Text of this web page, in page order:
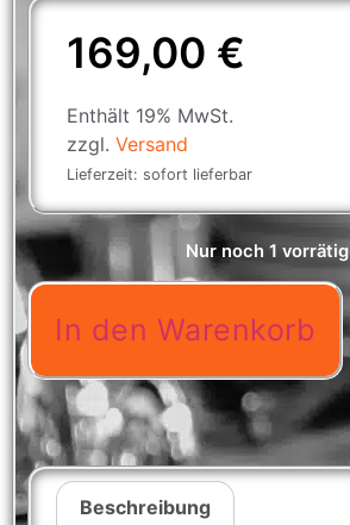
169,00 €
Enthält 19% MwSt.
zzgl. Versand
Lieferzeit: sofort lieferbar
Nur noch 1 vorrätig
In den Warenkorb
Beschreibung